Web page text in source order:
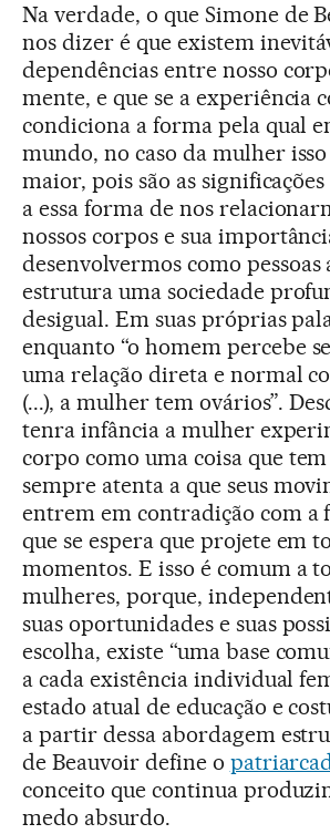
Na verdade, o que Simone de
nos dizer é que existem
dependências entre nosso
mente, e que se a experiência
condiciona a forma pela qual
mundo, no caso da mulher
maior, pois são as
a essa forma de nos
nossos corpos e sua
desenvolvermos como pessoas
estrutura uma sociedade
desigual. Em suas próprias
enquanto “o homem percebe
uma relação direta e normal
(...), a mulher tem ovários”.
tenra infância a mulher
corpo como uma coisa que
sempre atenta a que seus
entrem em contradição com a
que se espera que projete em
momentos. E isso é comum a
mulheres, porque,
suas oportunidades e suas
escolha, existe “uma base
a cada existência individual
estado atual de educação e
a partir dessa abordagem
de Beauvoir define o
conceito que continua
medo absurdo.